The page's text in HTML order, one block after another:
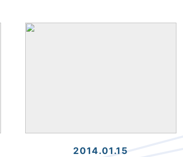
2014.01.15